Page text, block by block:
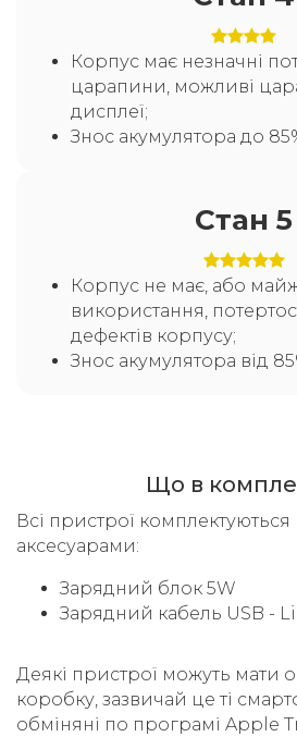
Корпус має незначні
царапини, можливі
дисплеї;
Знос акумулятора до
Стан 5
Корпус не має, або
використання,
дефектів корпусу;
Знос акумулятора від
Що в
Всі пристрої
аксесуарами:
Зарядний блок 5W
Зарядний кабель USB -
Деякі пристрої можуть мати
коробку, зазвичай це ті
обміняні по програмі Apple